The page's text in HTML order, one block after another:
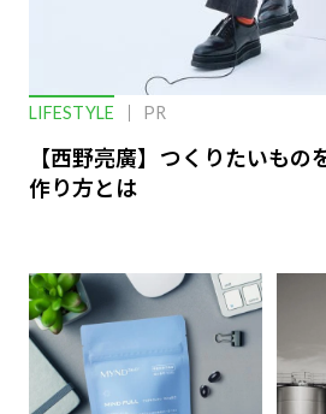
LIFESTYLE PR
【西野亮廣】つくりたいもの
作り方とは